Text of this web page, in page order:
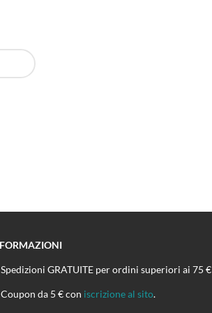
Spedizioni GRATUITE per ordini superiori ai 75 €
Coupon da 5 € con iscrizione al sito.